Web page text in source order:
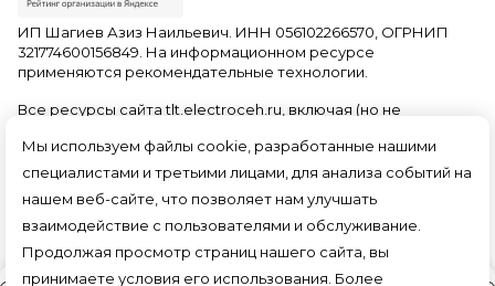
Мы используем файлы cookie, разработанные нашими
специалистами и третьими лицами, для анализа событий на
нашем веб-сайте, что позволяет нам улучшать
взаимодействие с пользователями и обслуживание.
Продолжая просмотр страниц нашего сайта, вы
принимаете условия его использования. Более
ИП Шагиев Азиз Наильевич. ИНН 056102266570, ОГРНИП
321774600156849. На информационном ресурсе
применяются рекомендательные технологии
Все ресурсы сайта tlt.electroceh.ru, включая (но не
и видео информацию, структуру, дизайн и оформление
страниц, доменное имя, фирменное наименование
являются объектами авторского права и прав на
интеллектуальную собственность, защищены российским
законодательством и международными соглашениями об
охране авторских прав.Читать далее